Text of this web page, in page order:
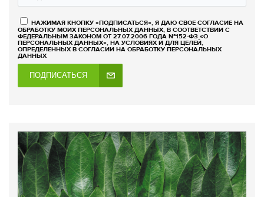
НАЖИМАЯ КНОПКУ «ПОДПИСАТЬСЯ», Я ДАЮ СВОЕ СОГЛАСИЕ НА
ОБРАБОТКУ МОИХ ПЕРСОНАЛЬНЫХ ДАННЫХ, В СООТВЕТСТВИИ С
ФЕДЕРАЛЬНЫМ ЗАКОНОМ ОТ 27.07.2006 ГОДА №152-ФЗ «О
ПЕРСОНАЛЬНЫХ ДАННЫХ», НА УСЛОВИЯХ И ДЛЯ ЦЕЛЕЙ,
ОПРЕДЕЛЕННЫХ В СОГЛАСИИ НА ОБРАБОТКУ ПЕРСОНАЛЬНЫХ
ДАННЫХ
ПОДПИСАТЬСЯ